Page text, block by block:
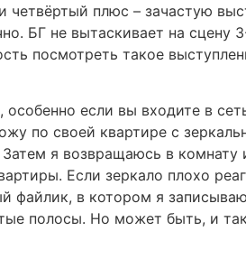
плюс – зачастую
БГ не вытаскивает на
посмотреть такое
если вы входите в
по своей квартире с
я возвращаюсь в
Если зеркало плохо
файлик, в котором я
полосы. Но может быть, и